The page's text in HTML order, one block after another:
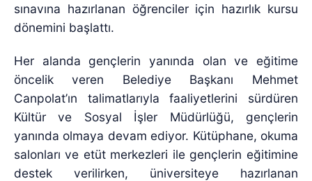
sınavına hazırlanan öğrenciler için hazırlık kursu
dönemini başlattı.
Her alanda gençlerin yanında olan ve eğitime
öncelik veren Belediye Başkanı Mehmet
Canpolat’ın talimatlarıyla faaliyetlerini sürdüren
Kültür ve Sosyal İşler Müdürlüğü, gençlerin
yanında olmaya devam ediyor. Kütüphane, okuma
salonları ve etüt merkezleri ile gençlerin eğitimine
destek verilirken, üniversiteye hazırlanan